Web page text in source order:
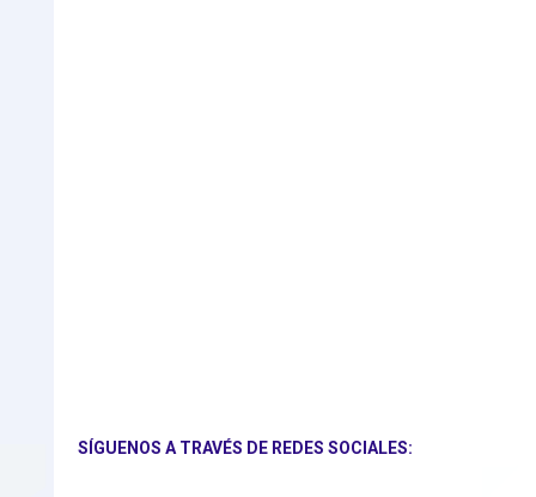
SÍGUENOS A TRAVÉS DE REDES SOCIALES: